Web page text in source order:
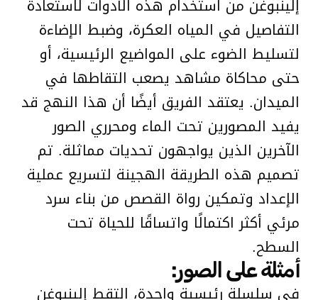
إلينبوغن من استخدام هذه الأدوات لاستعادة
التفاصيل في المياه العكرة، وضبط الإضاءة
لتسليط الضوء على المواضيع الرئيسية، أو
حتى محاكاة مشاهد يصعب التقاطها في
الميدان. يعتقد الفريق أيضًا أن هذا النهج قد
يفيد المصورين تحت الماء ومحرري الصور
الآخرين الذين يواجهون تحديات مماثلة. تم
تصميم هذه الطريقة الهجينة لتسريع عملية
الإعداد وتمكين رواة القصص من بناء سرد
مرئي أكثر اكتمالًا واتساقًا للحياة تحت
السطح.
أمثلة على الصور:
في سلسلة رئيسية واحدة، التقط إلينبوغن